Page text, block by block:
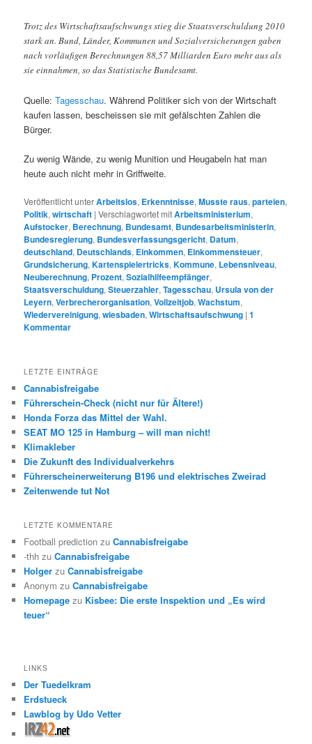
Trotz des Wirtschaftsaufschwungs stieg die Staatsverschuldung 2010
stark an. Bund, Länder, Kommunen und Sozialversicherungen gaben
nach vorläufigen Berechnungen 88,57 Milliarden Euro mehr aus als
sie einnahmen, so das Statistische Bundesamt.
Quelle:Tagesschau. Während Politiker sich von der Wirtschaft
kaufen lassen, bescheissen sie mit gefälschten Zahlen die
Bürger.
Zu wenig Wände, zu wenig Munition und Heugabeln hat man
heute auch nicht mehr in Griffweite.
Veröffentlicht unterArbeitslos, Erkenntnisse,Musste raus,parteien,
Politik,wirtschaft |Verschlagwortet mitArbeitsministerium,
Aufstocker, Berechnung, Bundesamt, Bundesarbeitsministerin,
Bundesregierung, Bundesverfassungsgericht, Datum,
deutschland, Deutschlands, Einkommen, Einkommensteuer,
Grundsicherung,Kartenspielertricks,Kommune, Lebensniveau,
Neuberechnung, Prozent,Sozialhilfeempfänger,
Staatsverschuldung,Steuerzahler,Tagesschau, Ursula von der
Leyern,Verbrecherorganisation,Vollzeitjob,Wachstum,
Wiedervereinigung,wiesbaden,Wirtschaftsaufschwung |1
Kommentar
LETZTE EINTRÄGE
Cannabisfreigabe
Führerschein-Check (nicht nur für Ältere!)
Honda Forza das Mittel der Wahl.
SEAT MO 125 in Hamburg – will man nicht!
Klimakleber
Die Zukunft des Individualverkehrs
Führerscheinerweiterung B196 und elektrisches Zweirad
Zeitenwende tut Not
LETZTE KOMMENTARE
Football prediction zuCannabisfreigabe
-thh zuCannabisfreigabe
Holger zuCannabisfreigabe
Anonym zuCannabisfreigabe
Homepage zu Kisbee: Die erste Inspektion und „Es wird
teuer“
LINKS
Der Tuedelkram
Erdstueck
Lawblog by Udo Vetter